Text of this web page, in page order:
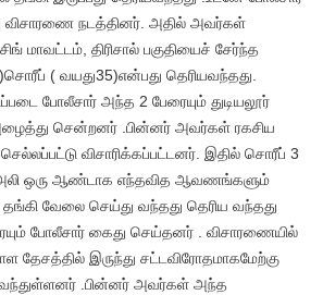
விசாரணை நடத்தினர். அதில் அவர்கள்
மாவட்டம், திரிசால் பகுதியைச் சேர்ந்த
( வயது35)என்பது தெரியவந்தது.
போலீசார் அந்த 2 பேரையும் துடியலூர்
சென்றனர் .பின்னர் அவர்கள் ரகசிய
விசாரிக்கப்பட்டனர். இதில் சொரீப் 3
ஒரு ஆண்டாக எந்தவித ஆவணங்களும்
வேலை செய்து வந்தது தெரிய வந்தது
போலீசார் கைது செய்தனர் . விசாரணையில்
தேசத்தில் இருந்து சட்டவிரோதமாகமேற்கு
வந்துள்ளனர் .பின்னர் அவர்கள் அந்த